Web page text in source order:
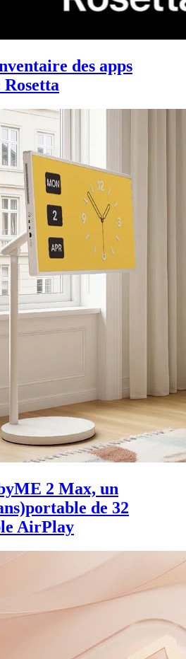
des apps
Rosetta
2 Max, un
de 32
AirPlay